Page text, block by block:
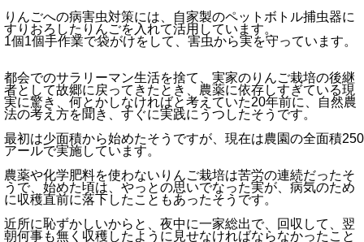
りんごへの病害虫対策には、自家製のペットボトル捕虫器に
すりおろしたりんごを入れて活用しています。
1個1個手作業で袋がけをして、害虫から実を守っています。
都会でのサラリーマン生活を捨て、実家のりんご栽培の後継
者として故郷に戻ってきたとき、農薬に依存しすぎている現
実に驚き、何とかしなければと考えていた20年前に、自然農
法の考え方を聞き、すぐに実践にうつしたそうです。
最初は少面積から始めたそうですが、現在は農園の全面積250
アールで実施しています。
農薬や化学肥料を使わないりんご栽培は苦労の連続だったそ
うで、始めた頃は、やっとの思いでなった実が、病気のため
に収穫直前に落下したこともあったそうです。
近所に恥ずかしいからと、夜中に一家総出で、回収して、翌
朝何事も無く収穫したように見せなければならなかったこと